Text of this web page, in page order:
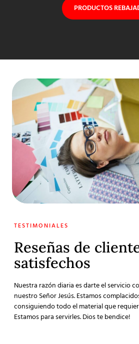
PRODUCTOS
TESTIMONIALES
Reseñas de
satisfechos
Nuestra razón diaria es darte el servicio
nuestro Señor Jesús. Estamos
consiguiendo todo el material que
Estamos para servirles. Dios te bendice!